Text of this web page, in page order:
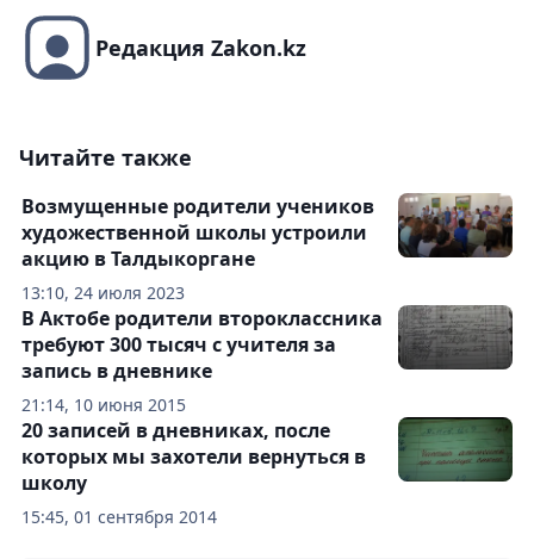
Редакция Zakon.kz
Читайте также
13:10, 24 июля 2023
Возмущенные родители учеников
художественной школы устроили
акцию в Талдыкоргане
21:14, 10 июня 2015
В Актобе родители второклассника
требуют 300 тысяч с учителя за
запись в дневнике
15:45, 01 сентября 2014
20 записей в дневниках, после
которых мы захотели вернуться в
школу